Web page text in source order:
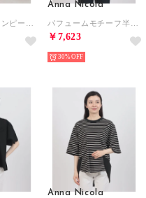
Anna Nicola
￥7,623
30%
Anna Nicola